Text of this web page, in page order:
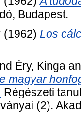
Budapest.
(1962) Los
Éry, Kinga
magyar
Régészeti
(2).